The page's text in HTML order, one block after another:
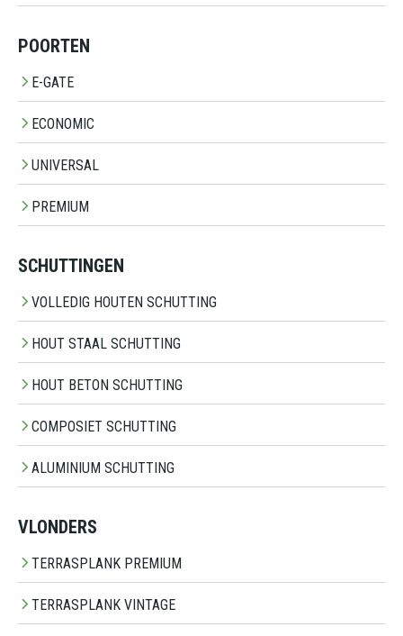
POORTEN
E-GATE
ECONOMIC
UNIVERSAL
PREMIUM
SCHUTTINGEN
VOLLEDIG HOUTEN SCHUTTING
HOUT STAAL SCHUTTING
HOUT BETON SCHUTTING
COMPOSIET SCHUTTING
ALUMINIUM SCHUTTING
VLONDERS
TERRASPLANK PREMIUM
TERRASPLANK VINTAGE